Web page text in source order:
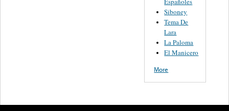
Siboney
Tema De
Lara
La Paloma
El Manicero
More